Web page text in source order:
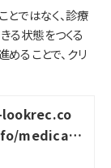
とではなく、診療
る状態をつくる
ることで、クリ
medical-